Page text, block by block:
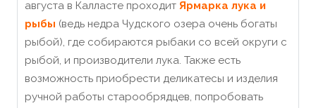
августа в Калласте проходит Ярмарка лука и
рыбы (ведь недрa Чудского озера очень богаты
рыбой), где собираются рыбаки со всей округи с
рыбой, и производители лука. Также есть
возможность приобрести деликатесы и изделия
ручной работы старообрядцев, попробовать